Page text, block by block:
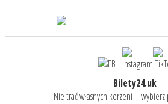
Bilety24.uk
Nie trać własnych korzeni –